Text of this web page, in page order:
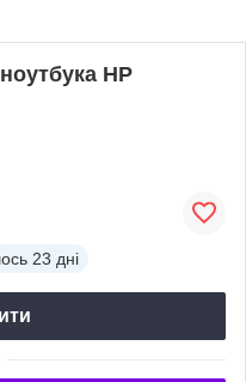
HP
23 дні